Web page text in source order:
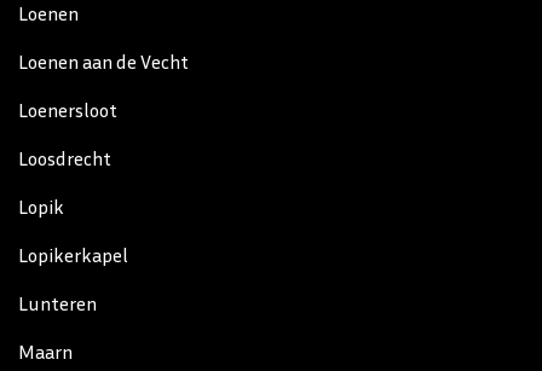
Loenen
Loenen aan de Vecht
Loenersloot
Loosdrecht
Lopik
Lopikerkapel
Lunteren
Maarn